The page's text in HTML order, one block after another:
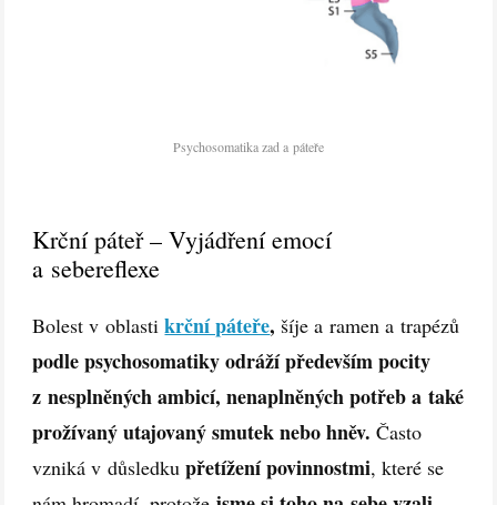
Psychosomatika zad a páteře
Krční páteř – Vyjádření emocí
a sebereflexe
Bolest v oblasti krční páteře,šíje a ramen a trapézů
podle psychosomatiky odráží především pocity
z nesplněných ambicí, nenaplněných potřeb a také
prožívaný utajovaný smutek nebo hněv. Často
vzniká v důsledku přetížení povinnostmi, které se